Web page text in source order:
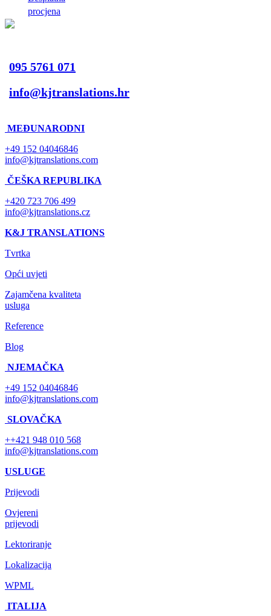
procjena
095 5761 071
info@kjtranslations.hr
MEĐUNARODNI
+49 152 04046846
info@kjtranslations.com
ČEŠKA REPUBLIKA
+420 723 706 499
info@kjtranslations.cz
K&J TRANSLATIONS
Tvrtka
Opći uvjeti
Zajamčena kvaliteta
usluga
Reference
Blog
NJEMAČKA
+49 152 04046846
info@kjtranslations.com
SLOVAČKA
++421 948 010 568
info@kjtranslations.com
USLUGE
Prijevodi
Ovjereni
prijevodi
Lektoriranje
Lokalizacija
WPML
ITALIJA